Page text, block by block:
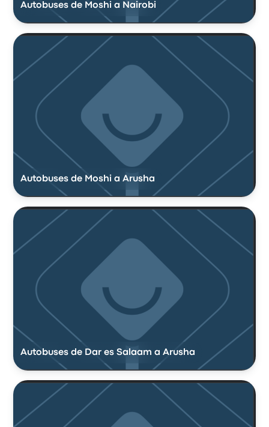
Autobuses de Moshi a Nairobi
Autobuses de Moshi a Arusha
Autobuses de Dar es Salaam a Arusha